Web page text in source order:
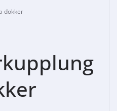
dokker